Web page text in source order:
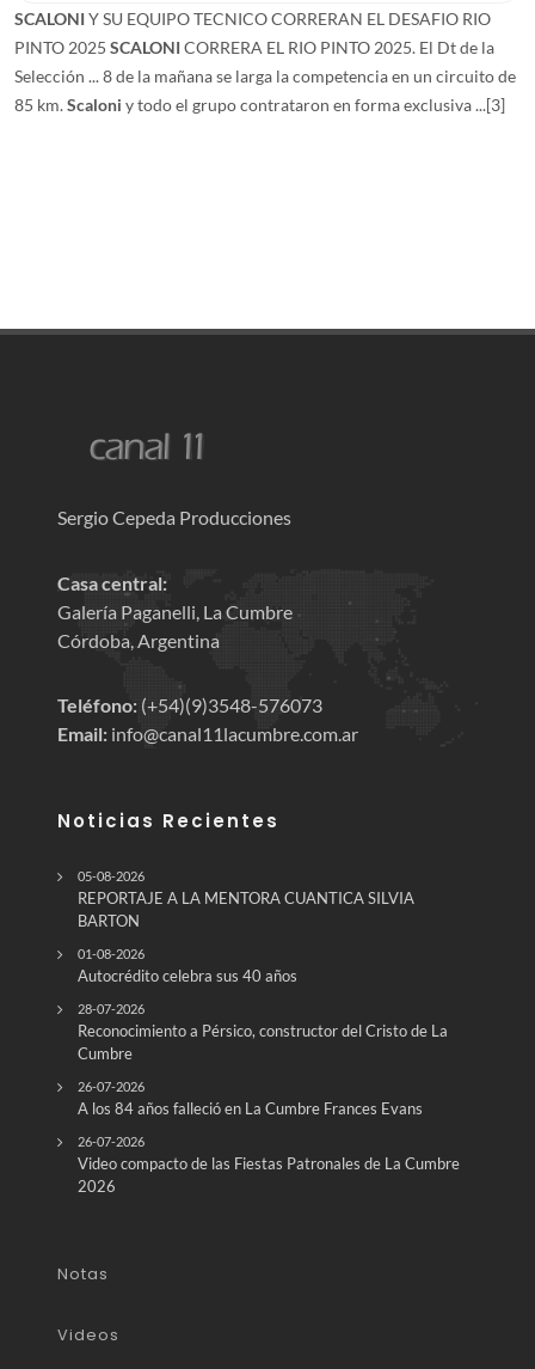
SCALONIY SU EQUIPO TECNICO CORRERAN EL DESAFIO RIO
PINTO 2025 SCALONICORRERA EL RIO PINTO 2025. El Dt de la
Selección ... 8 de la mañana se larga la competencia en un circuito de
85 km.Scaloni y todo el grupo contrataron en forma exclusiva ...[3]
Sergio Cepeda Producciones
Casa central:
Galería Paganelli, La Cumbre
Córdoba, Argentina
Teléfono: (+54)(9)3548-576073
Email: info@canal11lacumbre.com.ar
Noticias Recientes
05-08-2026
REPORTAJE A LA MENTORA CUANTICA SILVIA
BARTON
01-08-2026
Autocrédito celebra sus 40 años
28-07-2026
Reconocimiento a Pérsico, constructor del Cristo de La
Cumbre
26-07-2026
A los 84 años falleció en La Cumbre Frances Evans
26-07-2026
Video compacto de las Fiestas Patronales de La Cumbre
2026
Notas
Videos